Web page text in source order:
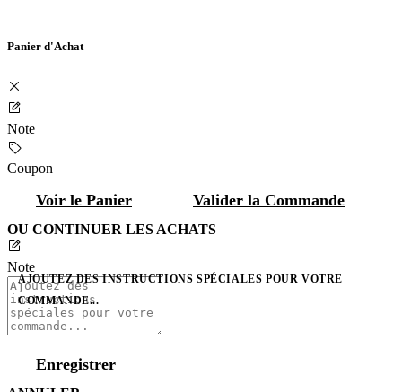
Panier d'Achat
Note
Coupon
Voir le Panier Valider la Commande
OU CONTINUER LES ACHATS
Note
AJOUTEZ DES INSTRUCTIONS SPÉCIALES POUR VOTRE
COMMANDE...
Enregistrer